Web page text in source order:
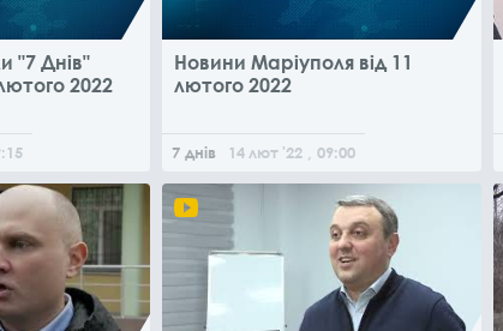
"7 Днів"
2022
Новини Маріуполя від 11
лютого 2022
7 днів 14 лют '22, 09:00